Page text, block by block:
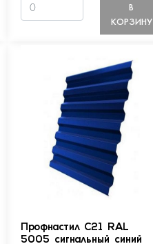
В
КОРЗИНУ
Профнастил С21 RAL
5005 сигнальный синий